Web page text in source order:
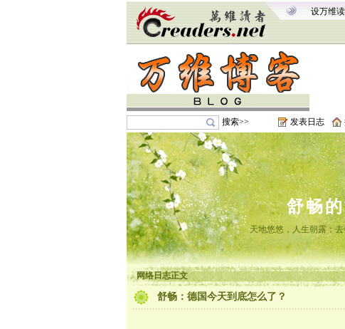
设万维
搜索>> 发表日志
舒畅
天地悠悠，人生朝露；
网络日志正文
舒畅：德国今天到底怎么了？